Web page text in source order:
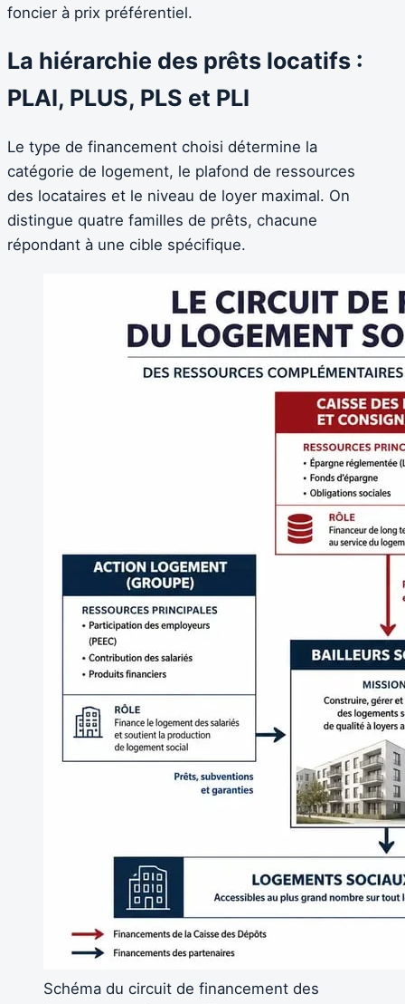
foncier à prix préférentiel.
La hiérarchie des prêts locatifs :
PLAI, PLUS, PLS et PLI
Le type de financement choisi détermine la
catégorie de logement, le plafond de ressources
des locataires et le niveau de loyer maximal. On
distingue quatre familles de prêts, chacune
répondant à une cible spécifique.
Schéma du circuit de financement des